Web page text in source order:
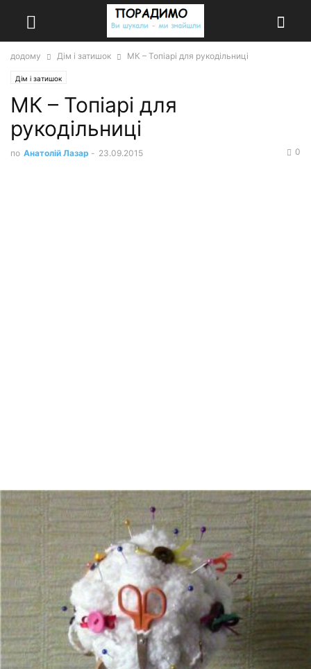
додому Дім і затишок МК – Топіарі для рукодільниці
Дім і затишок
МК – Топіарі для
рукодільниці
по Анатолій Лазар - 23.09.2015 0